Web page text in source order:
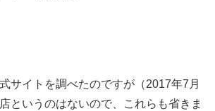
サイトを調べたのですが（2017年7月
というのはないので、これらも省きま